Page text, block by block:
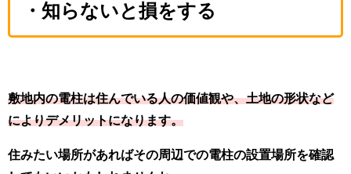
・知らないと損をする
敷地内の電柱は住んでいる人の価値観や、土地の形状など
によりデメリットになります。
住みたい場所があればその周辺での電柱の設置場所を確認